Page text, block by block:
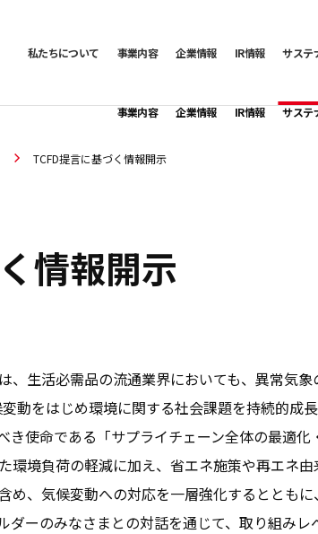
私たちについて 事業内容
事業内容
企業情報
企業情報
IR情報
IR情報
サステ
サステ
TCFD提言に基づく情報開示
情報開示
、生活必需品の流通業界においても、異常気
動をはじめ環境に関する社会課題を持続的
き使命である「サプライチェーン全体の最適
境負荷の軽減に加え、省エネ施策や再エネ
め、気候変動への対応を一層強化するととも
ーのみなさまとの対話を通じて、取り組みレ